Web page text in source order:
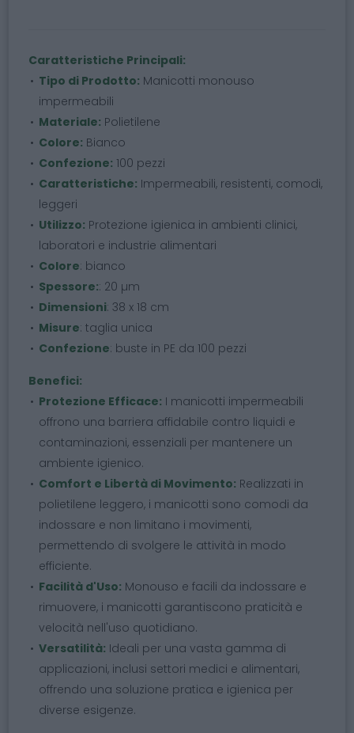
Caratteristiche Principali:
Tipo di Prodotto: Manicotti monouso
impermeabili
Materiale: Polietilene
Colore: Bianco
Confezione: 100 pezzi
Caratteristiche: Impermeabili, resistenti, comodi,
leggeri
Utilizzo: Protezione igienica in ambienti clinici,
laboratori e industrie alimentari
Colore: bianco
Spessore:: 20 µm
Dimensioni: 38 x 18 cm
Misure: taglia unica
Confezione: buste in PE da 100 pezzi
Benefici:
Protezione Efficace: I manicotti impermeabili
offrono una barriera affidabile contro liquidi e
contaminazioni, essenziali per mantenere un
ambiente igienico.
Comfort e Libertà di Movimento: Realizzati in
polietilene leggero, i manicotti sono comodi da
indossare e non limitano i movimenti,
permettendo di svolgere le attività in modo
efficiente.
Facilità d'Uso: Monouso e facili da indossare e
rimuovere, i manicotti garantiscono praticità e
velocità nell'uso quotidiano.
Versatilità: Ideali per una vasta gamma di
applicazioni, inclusi settori medici e alimentari,
offrendo una soluzione pratica e igienica per
diverse esigenze.